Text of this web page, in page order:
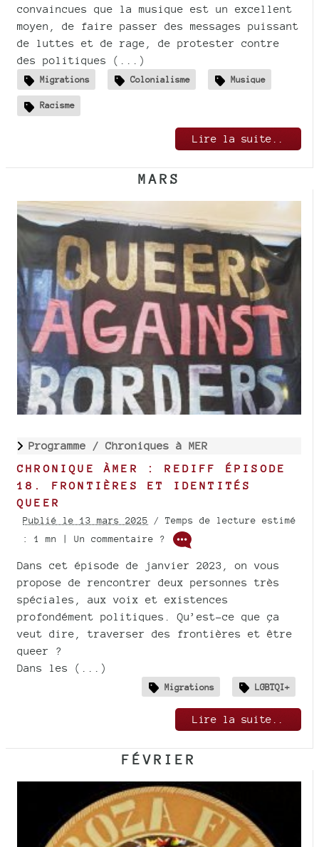
convaincues que la musique est un excellent
moyen, de faire passer des messages puissant
de luttes et de rage, de protester contre
des politiques (...)
Migrations Colonialisme Musique
Racisme
Lire la suite..
MARS
Programme / Chroniques à MER
CHRONIQUE ÀMER : REDIFF ÉPISODE
18. FRONTIÈRES ET IDENTITÉS
QUEER
Publié le 13 mars 2025 / Temps de lecture estimé
: 1 mn | Un commentaire ?
Dans cet épisode de janvier 2023, on vous
propose de rencontrer deux personnes très
spéciales, aux voix et existences
profondément politiques. Qu’est-ce que ça
veut dire, traverser des frontières et être
queer ?
Dans les (...)
Migrations LGBTQI+
Lire la suite..
FÉVRIER